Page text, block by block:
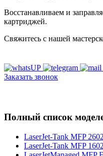
Восстанавливаем и
картриджей.
Свяжитесь с нашей
Заказать звонок
Полный список
LaserJet-Tank MFP
LaserJet-Tank MFP